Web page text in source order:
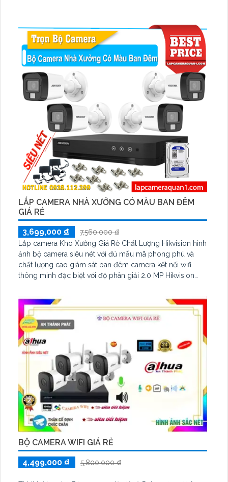
LẮP CAMERA NHÀ XƯỞNG CÓ MÀU BAN ĐÊM
GIÁ RẺ
3,699,000 ₫
7,560,000 ₫
Lắp camera Kho Xưởng Giá Rẻ Chất Lượng Hikvision hình
ảnh bộ camera siêu nét với đủ mẫu mã phong phú và
chất lượng cao giám sát ban đêm camera kết nối wifi
thông minh đặc biệt với độ phân giải 2.0 MP Hikvision
đẹp giá cả phải chăng là điểm mạnh của sản phẩm
camera kho hàng nhà xưởng tại An Thành Phát.
BỘ CAMERA WIFI GIÁ RẺ
4,499,000 ₫ 5,800,000 ₫